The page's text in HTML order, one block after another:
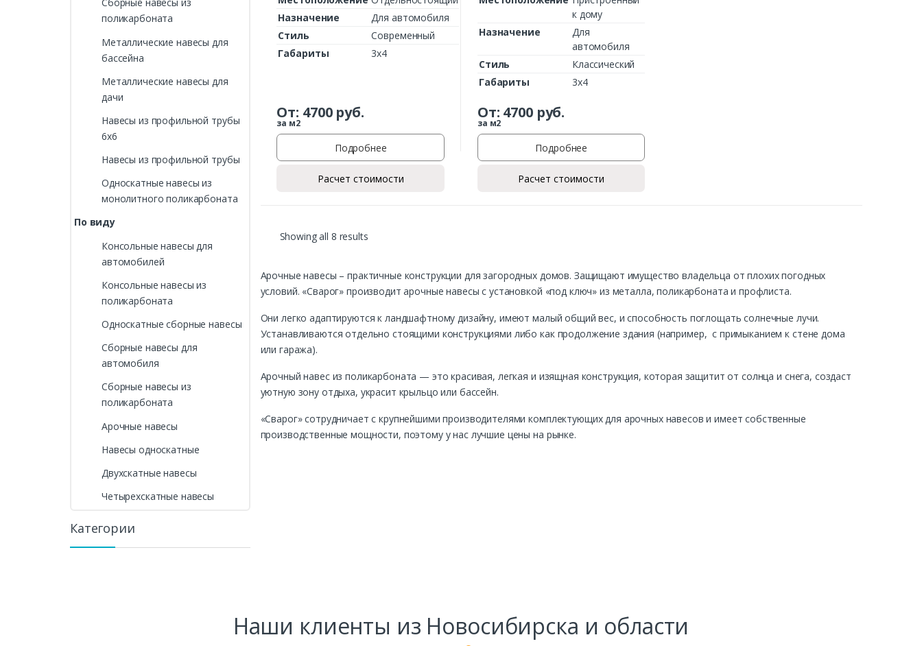
Назначение
Для автомобиля
Стиль
Современный
Габариты
3х4
От: 4700руб.
за м2
Подробнее
Расчет стоимости
к дому
Назначение
Для
автомобиля
Стиль
Классический
Габариты
3х4
От: 4700руб.
за м2
Подробнее
Расчет стоимости
Showing all 8 results
Арочные навесы – практичные конструкции для загородных домов. Защищают имущество владельца от плохих погодных
условий. «Сварог» производит арочные навесы с установкой «под ключ» из металла, поликарбоната и профлиста.
Они легко адаптируются к ландшафтному дизайну, имеют малый общий вес, и способность поглощать солнечные лучи.
Устанавливаются отдельно стоящими конструкциями либо как продолжение здания (например, с примыканием к стене дома
или гаража).
Арочный навес из поликарбоната — это красивая, легкая и изящная конструкция, которая защитит от солнца и снега, создаст
уютную зону отдыха, украсит крыльцо или бассейн.
«Сварог» сотрудничает с крупнейшими производителями комплектующих для арочных навесов и имеет собственные
производственные мощности, поэтому у нас лучшие цены на рынке.
Сборные навесы из
поликарбоната
Металлические навесы для
бассейна
Металлические навесы для
дачи
Навесы из профильной трубы
6х6
Навесы из профильной трубы
Односкатные навесы из
монолитного поликарбоната
По виду
Консольные навесы для
автомобилей
Консольные навесы из
поликарбоната
Односкатные сборные навесы
Сборные навесы для
автомобиля
Сборные навесы из
поликарбоната
Арочные навесы
Навесы односкатные
Двухскатные навесы
Четырехскатные навесы
Категории
Наши клиенты из Новосибирска и области